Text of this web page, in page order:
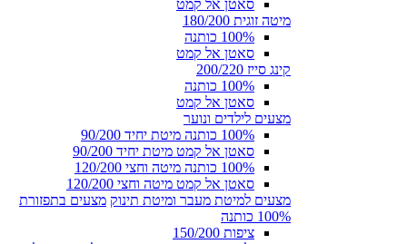
סאטן אל קמט
מיטה זוגית 180/200
100% כותנה
סאטן אל קמט
קינג סייז 200/220
100% כותנה
סאטן אל קמט
מצעים לילדים ונוער
100% כותנה מיטת יחיד 90/200
סאטן אל קמט מיטת יחיד 90/200
100% כותנה מיטה וחצי 120/200
סאטן אל קמט מיטה וחצי 120/200
מצעים למיטת מעבר ומיטת תינוק מצעים בתפזורת
100% כותנה
ציפות 150/200